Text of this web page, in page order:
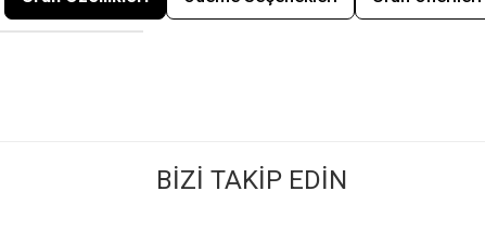
BİZİ TAKİP EDİN